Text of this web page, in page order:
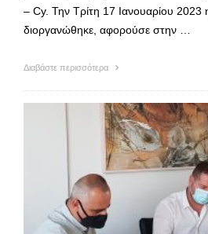
– Cy. Την Τρίτη 17 Ιανουαρίου
διοργανώθηκε, αφορούσε στην …
Διαβάστε περισσότερα